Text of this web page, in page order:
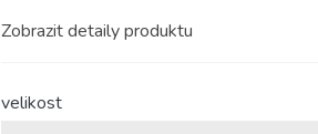
Zobrazit detaily produktu
velikost